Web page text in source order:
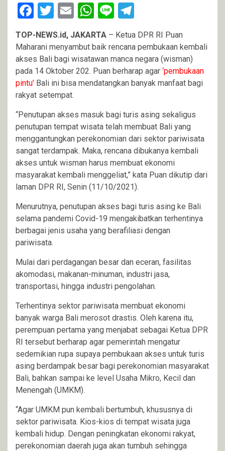
Facebook
Twitter
EmailWhatsApp
Line
TOP-NEWS.id, JAKARTA – Ketua DPR RI Puan
Maharani menyambut baik rencana pembukaan kembali
akses Bali bagi wisatawan manca negara (wisman)
pada 14 Oktober 202. Puan berharap agar ‘pembukaan
pintu’ Bali ini bisa mendatangkan banyak manfaat bagi
rakyat setempat.
“Penutupan akses masuk bagi turis asing sekaligus
penutupan tempat wisata telah membuat Bali yang
menggantungkan perekonomian dari sektor pariwisata
sangat terdampak. Maka, rencana dibukanya kembali
akses untuk wisman harus membuat ekonomi
masyarakat kembali menggeliat,” kata Puan dikutip dari
laman DPR RI, Senin (11/10/2021).
Menurutnya, penutupan akses bagi turis asing ke Bali
selama pandemi Covid-19 mengakibatkan terhentinya
berbagai jenis usaha yang berafiliasi dengan
pariwisata.
Mulai dari perdagangan besar dan eceran, fasilitas
akomodasi, makanan-minuman, industri jasa,
transportasi, hingga industri pengolahan.
Terhentinya sektor pariwisata membuat ekonomi
banyak warga Bali merosot drastis. Oleh karena itu,
perempuan pertama yang menjabat sebagai Ketua DPR
RI tersebut berharap agar pemerintah mengatur
sedemikian rupa supaya pembukaan akses untuk turis
asing berdampak besar bagi perekonomian masyarakat
Bali, bahkan sampai ke level Usaha Mikro, Kecil dan
Menengah (UMKM).
“Agar UMKM pun kembali bertumbuh, khususnya di
sektor pariwisata. Kios-kios di tempat wisata juga
kembali hidup. Dengan peningkatan ekonomi rakyat,
perekonomian daerah juga akan tumbuh sehingga